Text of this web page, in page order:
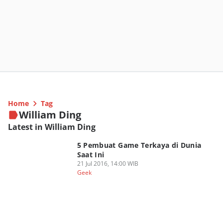
Home Tag
William Ding
Latest in William Ding
5 Pembuat Game Terkaya di Dunia
Saat Ini
21 Jul 2016, 14:00 WIB
Geek